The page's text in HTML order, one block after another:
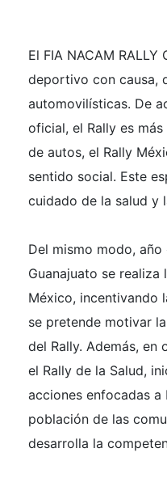
El FIA NACAM
deportivo con causa,
automovilísticas. De
oficial, el Rally es
de autos, el Rally
sentido social. Este
cuidado de la salud y
Del mismo modo,
Guanajuato se realiza
México, incentivando
se pretende motivar
del Rally. Además, en
el Rally de la Salud,
acciones enfocadas
población de las
desarrolla la